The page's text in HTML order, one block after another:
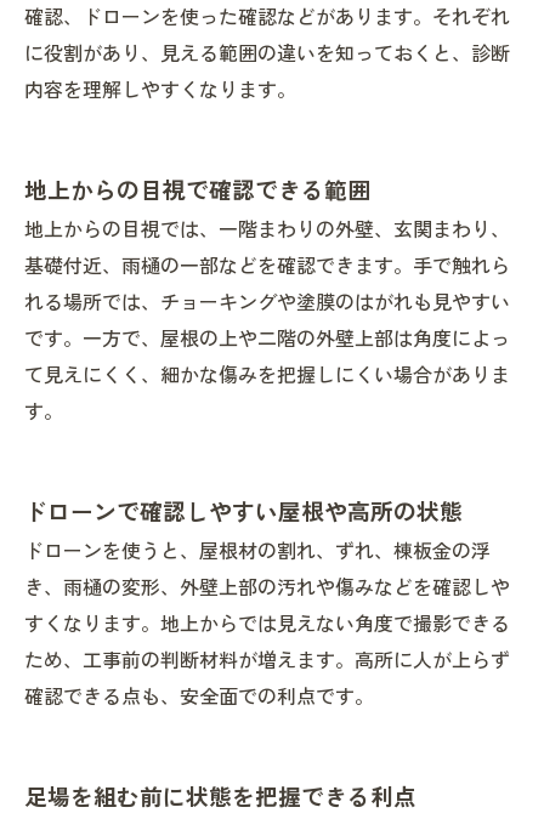
確認、ドローンを使った確認などがあります。それぞれ
に役割があり、見える範囲の違いを知っておくと、診断
内容を理解しやすくなります。
地上からの目視で確認できる範囲
地上からの目視では、一階まわりの外壁、玄関まわり、
基礎付近、雨樋の一部などを確認できます。手で触れら
れる場所では、チョーキングや塗膜のはがれも見やすい
です。一方で、屋根の上や二階の外壁上部は角度によっ
て見えにくく、細かな傷みを把握しにくい場合がありま
す。
ドローンで確認しやすい屋根や高所の状態
ドローンを使うと、屋根材の割れ、ずれ、棟板金の浮
き、雨樋の変形、外壁上部の汚れや傷みなどを確認しや
すくなります。地上からでは見えない角度で撮影できる
ため、工事前の判断材料が増えます。高所に人が上らず
確認できる点も、安全面での利点です。
足場を組む前に状態を把握できる利点